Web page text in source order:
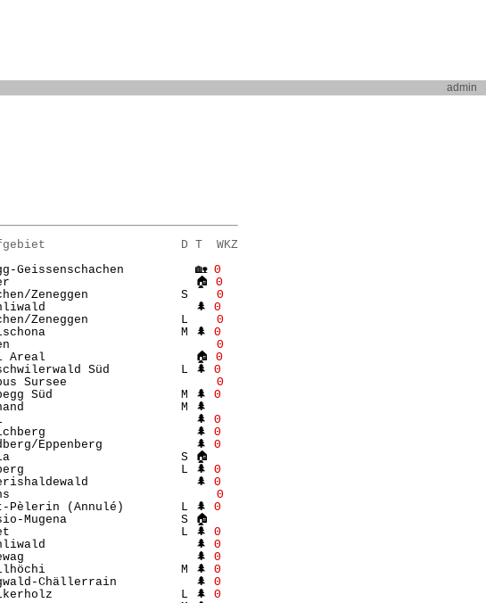
admin
D T  WKZ
Geissenschachen          🏡
Θ
🏠
Θ
Zeneggen             S
Θ
🌲
Θ
Zeneggen             L
Θ
M 🌲
Θ
Olten
Θ
Areal                     🏠
Θ
Süd          L 🌲
Θ
Campus Sursee
Θ
Süd                  M 🌲
Θ
M 🌲
🌲
Θ
🌲
Θ
Eppenberg             🌲
Θ
S 🏠
L 🌲
Θ
🌲
Θ
Stans
Θ
Pèlerin (Annulé)        L 🌲
Θ
Mugena                S 🏠
L 🌲
Θ
🌲
Θ
🌲
Θ
M 🌲
Θ
Chällerrain           🌲
Θ
L 🌲
Θ